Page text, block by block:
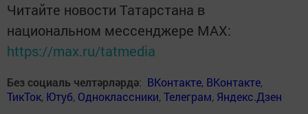
Читайте новости Татарстана в
национальном мессенджере MАХ:
https://max.ru/tatmedia
Без социаль челтәрләрдә: ВКонтакте, ВКонтакте,
ТикТок, Ютуб, Одноклассники,Телеграм, Яндекс.Дзен